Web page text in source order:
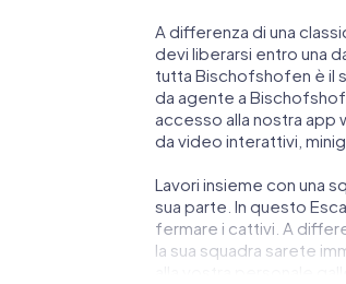
A differenza di una
devi liberarsi entro una
tutta Bischofshofen è il
da agente a
accesso alla nostra app
da video interattivi,
Lavori insieme con una
sua parte. In questo
fermare i cattivi. A
la sua squadra sarete
alla vostra personale